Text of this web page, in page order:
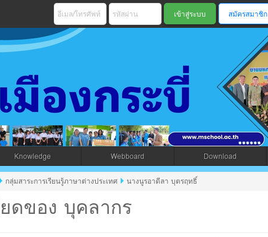
สมัครสมาชิก
ระบี่ สพม ตรัง
Knowledge Webboard Download
ดของ บุคลากร
กลุ่มสาระการเรียนรู้ภาษาต่างประเทศ นางนูรอาดีลา บุตรฤทธิ์